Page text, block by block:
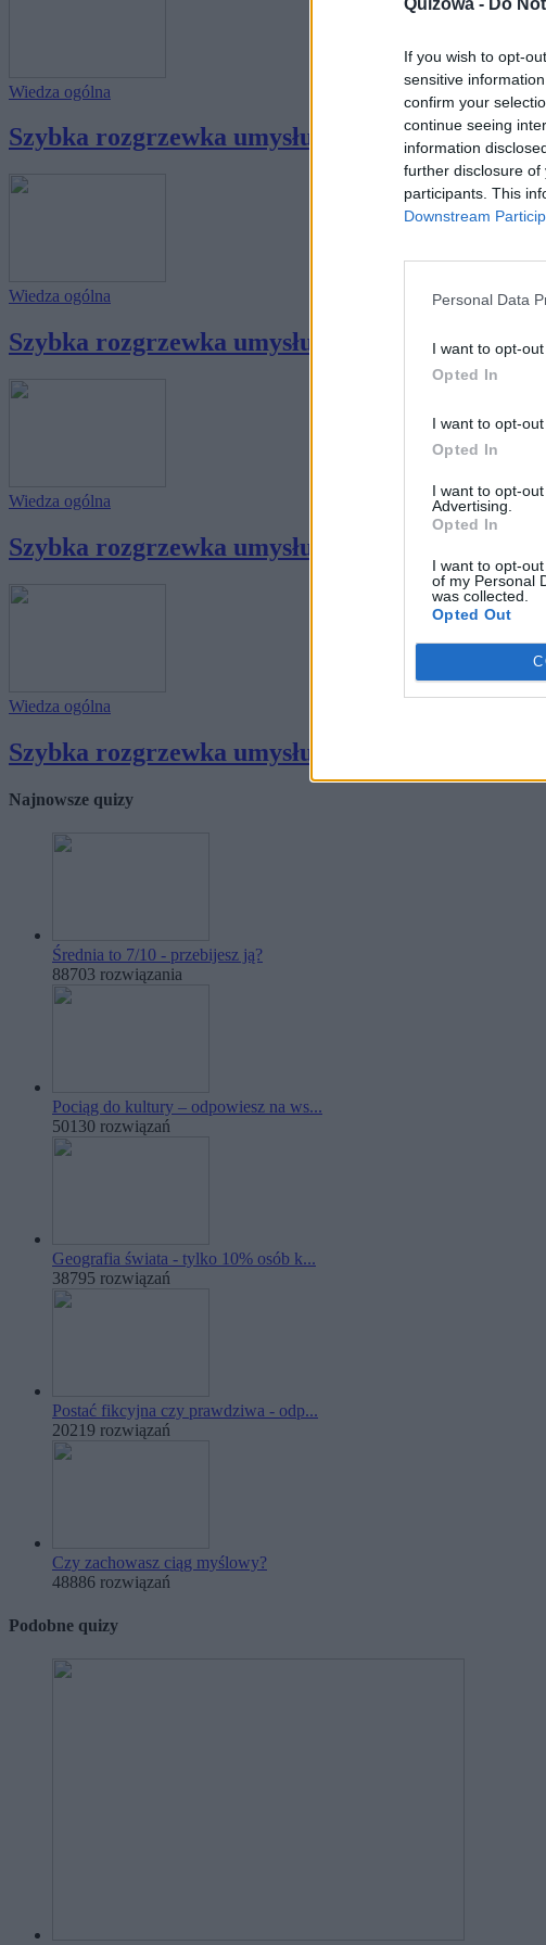
If you wish to opt-
sensitive
confirm your
continue seeing
information
further disclosure of
participants. This
Downstream
Personal Data
I want to opt-
Opted In
I want to opt-
Opted In
I want to opt-
Advertising.
Opted In
I want to opt-
of my Personal
was collected.
Opted Out
Wiedza ogólna
Szybka rozgrzewka umysłu - skuteczniejsza
Wiedza ogólna
Szybka rozgrzewka umysłu - skuteczniejsza
Wiedza ogólna
Szybka rozgrzewka umysłu - skuteczniejsza niż...
Wiedza ogólna
Szybka rozgrzewka umysłu - skuteczniejsza niż...
Najnowsze quizy
Średnia to 7/10 - przebijesz ją?
88703 rozwiązania
Pociąg do kultury – odpowiesz na ws...
50130 rozwiązań
Geografia świata - tylko 10% osób k...
38795 rozwiązań
Postać fikcyjna czy prawdziwa - odp...
20219 rozwiązań
Czy zachowasz ciąg myślowy?
48886 rozwiązań
Podobne quizy